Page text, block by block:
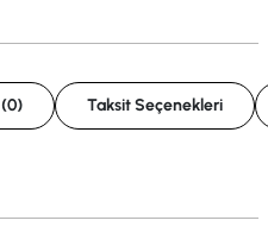
Yorum (0) Taksit Seçenekleri